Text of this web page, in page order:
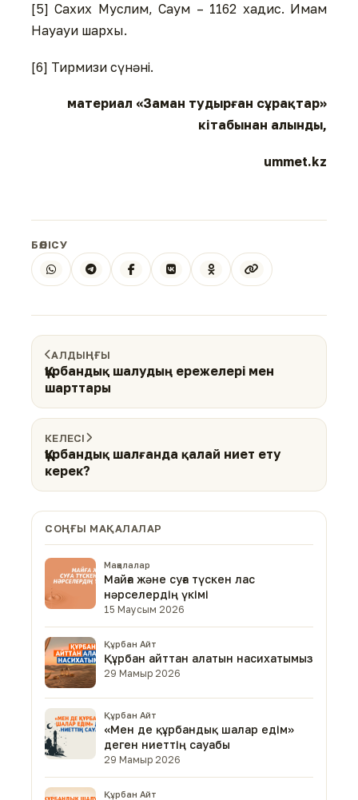
[5] Сахих Муслим, Саум – 1162 хадис. Имам
Науауи шархы.
[6] Тирмизи сүнәні.
материал «Заман тудырған сұрақтар»
кітабынан алынды,
ummet.kz
БӨЛІСУ
АЛДЫҢҒЫ
Құрбандық шалудың ережелері мен
шарттары
КЕЛЕСІ
Құрбандық шалғанда қалай ниет ету
керек?
СОҢҒЫ МАҚАЛАЛАР
Мақалалар
Майға және суға түскен лас
нәрселердің үкімі
15 Маусым 2026
Құрбан Айт
Құрбан айттан алатын насихатымыз
29 Мамыр 2026
Құрбан Айт
«Мен де құрбандық шалар едім»
деген ниеттің сауабы
29 Мамыр 2026
Құрбан Айт